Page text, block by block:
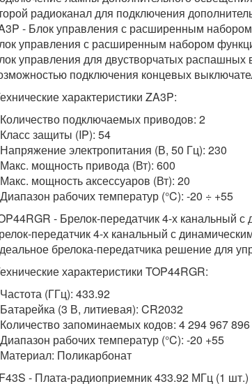
радиоканал для подключения
- Блок управления с расширенным
управления с расширенным набором
управления для двустворчатых распашных
подключения концевых
характеристики ZA3P:
подключаемых приводов: 2
защиты (IP): 54
электропитания (В, 50 Гц): 230
мощность привода (Вт): 600
мощность аксессуаров (Вт): 20
рабочих температур (°C): -20 ÷ +55
- Брелок-передатчик 4-х канальный
передатчик 4-х канальный с
брелока-передатчика решение для
характеристики TOP44RGR:
(ГГц): 433.92
(3 В, литиевая): CR2032
запоминаемых кодов: 4 294 967 896
рабочих температур (°C): -20 +55
Поликарбонат
- Плата-радиоприемник 433.92 МГц (1 шт.)